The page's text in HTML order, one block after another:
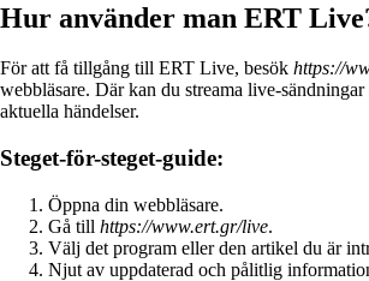
Hur använder man ERT
För att få tillgång till ERT Live, besök https://
webbläsare. Där kan du streama live-
aktuella händelser.
Steget-för-steget-guide:
Öppna din webbläsare.
Gå till https://www.ert.gr/live.
Välj det program eller den artikel du är
Njut av uppdaterad och pålitlig